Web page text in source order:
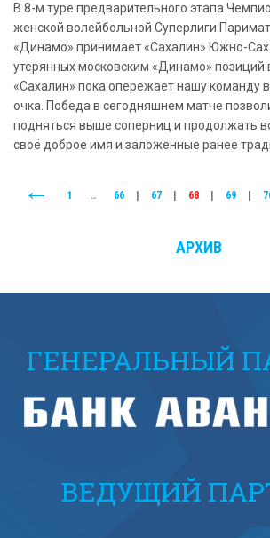
В 8-м туре предварительного этапа
женской волейбольной Суперлиги
«Динамо» принимает «Сахалин» Южно-
утерянных московским «Динамо» позиций
«Сахалин» пока опережает нашу команду
очка. Победа в сегодняшнем матче
подняться выше соперниц и продолжать
своё доброе имя и заложенные ранее
1 .. 66 67 68 69
АРХИВ
ГЕНЕРАЛЬНЫЙ
ВЕДУЩИЙ